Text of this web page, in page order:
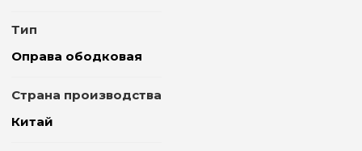
Тип
Оправа ободковая
Страна производства
Китай